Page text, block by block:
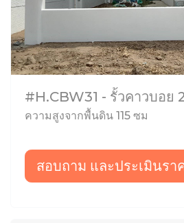
#H.CBW31 - รั้วคาวบอย
ความสูงจากพื้นดิน 115 ซม
สอบถาม และประเมินรา